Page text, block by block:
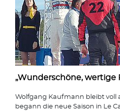
„Wunderschöne, wertige
Wolfgang Kaufmann bleibt voll
begann die neue Saison in Le